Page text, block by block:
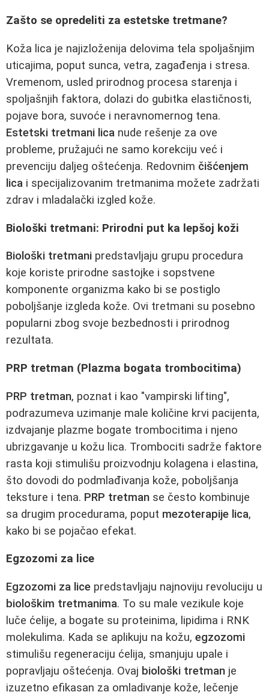
Zašto se opredeliti za estetske tretmane?
Koža lica je najizloženija delovima tela spoljašnjim
uticajima, poput sunca, vetra, zagađenja i stresa.
Vremenom, usled prirodnog procesa starenja i
spoljašnjih faktora, dolazi do gubitka elastičnosti,
pojave bora, suvoće i neravnomernog tena.
Estetski tretmani lica nude rešenje za ove
probleme, pružajući ne samo korekciju već i
prevenciju daljeg oštećenja. Redovnim čišćenjem
lica i specijalizovanim tretmanima možete zadržati
zdrav i mladalački izgled kože.
Biološki tretmani: Prirodni put ka lepšoj koži
Biološki tretmani predstavljaju grupu procedura
koje koriste prirodne sastojke i sopstvene
komponente organizma kako bi se postiglo
poboljšanje izgleda kože. Ovi tretmani su posebno
popularni zbog svoje bezbednosti i prirodnog
rezultata.
PRP tretman (Plazma bogata trombocitima)
PRP tretman, poznat i kao "vampirski lifting",
podrazumeva uzimanje male količine krvi pacijenta,
izdvajanje plazme bogate trombocitima i njeno
ubrizgavanje u kožu lica. Trombociti sadrže faktore
rasta koji stimulišu proizvodnju kolagena i elastina,
što dovodi do podmlađivanja kože, poboljšanja
teksture i tena. PRP tretman se često kombinuje
sa drugim procedurama, poput mezoterapije lica,
kako bi se pojačao efekat.
Egzozomi za lice
Egzozomi za lice predstavljaju najnoviju revoluciju u
biološkim tretmanima. To su male vezikule koje
luče ćelije, a bogate su proteinima, lipidima i RNK
molekulima. Kada se aplikuju na kožu, egzozomi
stimulišu regeneraciju ćelija, smanjuju upale i
popravljaju oštećenja. Ovaj biološki tretman je
izuzetno efikasan za omladivanje kože, lečenje